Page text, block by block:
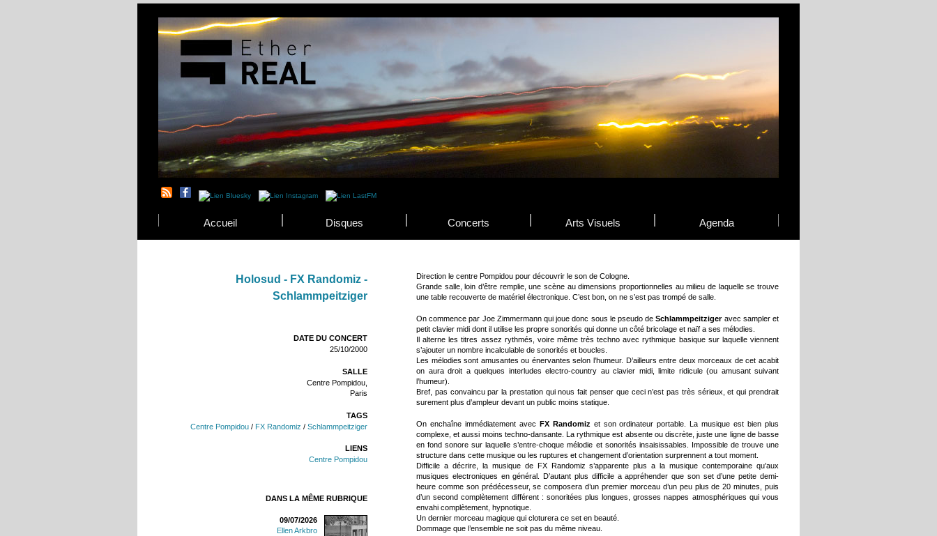
Accueil Disques Concerts Arts Visuels Agenda
Holosud - FX Randomiz -
Schlammpeitziger
DATE DU CONCERT
25/10/2000
SALLE
Centre Pompidou,
Paris
TAGS
Centre Pompidou / FX Randomiz / Schlammpeitziger
LIENS
Centre Pompidou
DANS LA MÊME RUBRIQUE
09/07/2026
Ellen Arkbro
Direction le centre Pompidou pour découvrir le son de Cologne.
Grande salle, loin d’être remplie, une scène au dimensions proportionnelles au milieu de laquelle se trouve
une table recouverte de matériel électronique. C’est bon, on ne s’est pas trompé de salle.
On commence par Joe Zimmermann qui joue donc sous le pseudo deSchlammpeitzigeravec sampler et
petit clavier midi dont il utilise les propre sonorités qui donne un côté bricolage et naïf a ses mélodies.
Il alterne les titres assez rythmés, voire même très techno avec rythmique basique sur laquelle viennent
s’ajouter un nombre incalculable de sonorités et boucles.
Les mélodies sont amusantes ou énervantes selon l’humeur. D’ailleurs entre deux morceaux de cet acabit
on aura droit a quelques interludes electro-country au clavier midi, limite ridicule (ou amusant suivant
l’humeur).
Bref, pas convaincu par la prestation qui nous fait penser que ceci n’est pas très sérieux, et qui prendrait
surement plus d’ampleur devant un public moins statique.
On enchaîne immédiatement avec FX Randomiz et son ordinateur portable. La musique est bien plus
complexe, et aussi moins techno-dansante. La rythmique est absente ou discrète, juste une ligne de basse
en fond sonore sur laquelle s’entre-choque mélodie et sonorités insaisissables. Impossible de trouve une
structure dans cette musique ou les ruptures et changement d’orientation surprennent a tout moment.
Difficile a décrire, la musique de FX Randomiz s’apparente plus a la musique contemporaine qu’aux
musiques electroniques en général. D’autant plus difficile a appréhender que son set d’une petite demi-
heure comme son prédécesseur, se composera d’un premier morceau d’un peu plus de 20 minutes, puis
d’un second complètement différent : sonoritées plus longues, grosses nappes atmosphériques qui vous
envahi complètement, hypnotique.
Un dernier morceau magique qui cloturera ce set en beauté.
Dommage que l’ensemble ne soit pas du même niveau.